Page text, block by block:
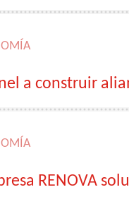
a construir
RENOVA